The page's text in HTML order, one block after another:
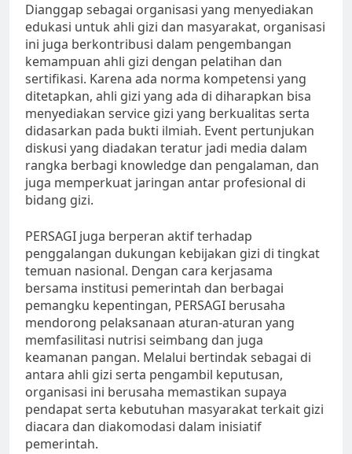
Dianggap sebagai organisasi yang menyediakan
edukasi untuk ahli gizi dan masyarakat, organisasi
ini juga berkontribusi dalam pengembangan
kemampuan ahli gizi dengan pelatihan dan
sertifikasi. Karena ada norma kompetensi yang
ditetapkan, ahli gizi yang ada di diharapkan bisa
menyediakan service gizi yang berkualitas serta
didasarkan pada bukti ilmiah. Event pertunjukan
diskusi yang diadakan teratur jadi media dalam
rangka berbagi knowledge dan pengalaman, dan
juga memperkuat jaringan antar profesional di
bidang gizi.
PERSAGI juga berperan aktif terhadap
penggalangan dukungan kebijakan gizi di tingkat
temuan nasional. Dengan cara kerjasama
bersama institusi pemerintah dan berbagai
pemangku kepentingan, PERSAGI berusaha
mendorong pelaksanaan aturan-aturan yang
memfasilitasi nutrisi seimbang dan juga
keamanan pangan. Melalui bertindak sebagai di
antara ahli gizi serta pengambil keputusan,
organisasi ini berusaha memastikan supaya
pendapat serta kebutuhan masyarakat terkait gizi
diacara dan diakomodasi dalam inisiatif
pemerintah.